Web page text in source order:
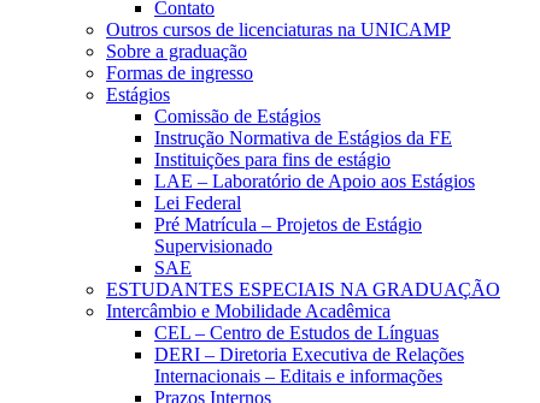
Contato
Outros cursos de licenciaturas na UNICAMP
Sobre a graduação
Formas de ingresso
Estágios
Comissão de Estágios
Instrução Normativa de Estágios da FE
Instituições para fins de estágio
LAE – Laboratório de Apoio aos Estágios
Lei Federal
Pré Matrícula – Projetos de Estágio
Supervisionado
SAE
ESTUDANTES ESPECIAIS NA GRADUAÇÃO
Intercâmbio e Mobilidade Acadêmica
CEL – Centro de Estudos de Línguas
DERI – Diretoria Executiva de Relações
Internacionais – Editais e informações
Prazos Internos